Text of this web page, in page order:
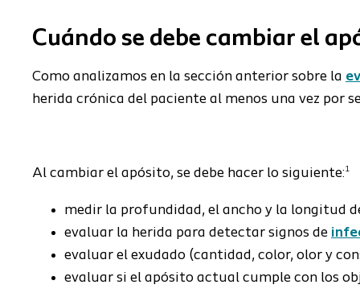
Cuándo se debe cambiar el
Como analizamos en la sección anterior sobre la
herida crónica del paciente al menos una vez por
Al cambiar el apósito, se debe hacer lo siguiente:1
medir la profundidad, el ancho y la longitud
evaluar la herida para detectar signos de
evaluar el exudado (cantidad, color, olor y
evaluar si el apósito actual cumple con los